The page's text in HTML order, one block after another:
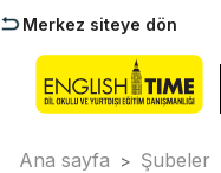
Merkez siteye dön
Ana sayfa > Şubeler